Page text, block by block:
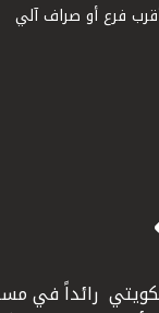
فرع أو صراف آلي
رائداً في